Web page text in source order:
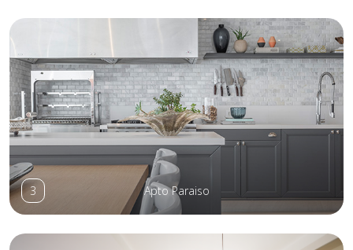
3 Apto Paraiso